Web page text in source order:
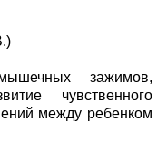
зажимов,
чувственного
между ребенком